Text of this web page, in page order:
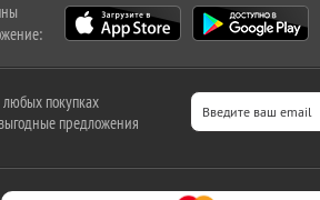
покупках
предложения